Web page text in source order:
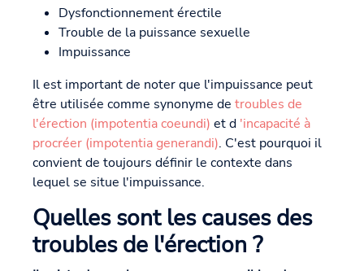
Dysfonctionnement érectile
Trouble de la puissance sexuelle
Impuissance
Il est important de noter que l'impuissance peut
être utilisée comme synonyme de troubles de
l'érection (impotentia coeundi) et d 'incapacité à
procréer (impotentia generandi). C'est pourquoi il
convient de toujours définir le contexte dans
lequel se situe l'impuissance.
Quelles sont les causes des
troubles de l'érection ?